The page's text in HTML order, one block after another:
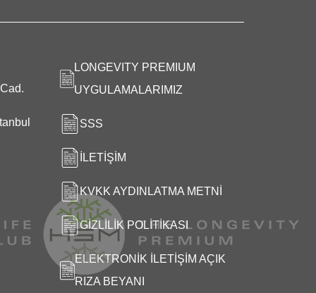
LONGEVITY PREMIUM
UYGULAMALARIMIZ
SSS
İLETIŞIM
KVKK AYDINLATMA METNI
GIZLILIK POLITIKASI
ELEKTRONIK İLETIŞIM AÇIK
RIZA BEYANI